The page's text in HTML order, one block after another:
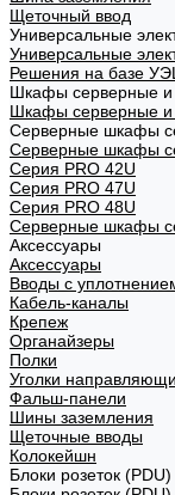
Щеточный ввод
Универсальные
Универсальные
Решения на базе
Шкафы серверные и
Шкафы серверные и
Серверные шкафы
Серверные шкафы
Серия PRO 42U
Серия PRO 47U
Серия PRO 48U
Серверные шкафы
Аксессуары
Аксессуары
Вводы с
Кабель-каналы
Крепеж
Органайзеры
Полки
Уголки
Фальш-панели
Шины заземления
Щеточные вводы
Колокейшн
Блоки розеток (PDU)